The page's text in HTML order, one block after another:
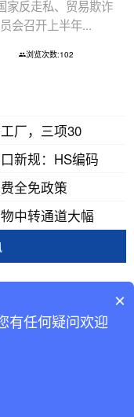
家反走私、贸易欺诈
会召开上半年...
浏览次数:102
厂，三项30
新规：HS编码
全免政策
中转通道大幅
号-2
×
有任何疑问欢迎